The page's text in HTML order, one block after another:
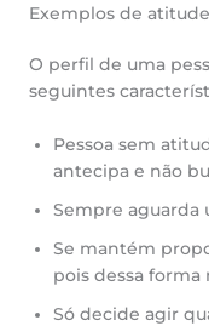
Exemplos de
O perfil de uma
seguintes
Pessoa sem
antecipa e não
Sempre aguarda
Se mantém
pois dessa forma
Só decide agir